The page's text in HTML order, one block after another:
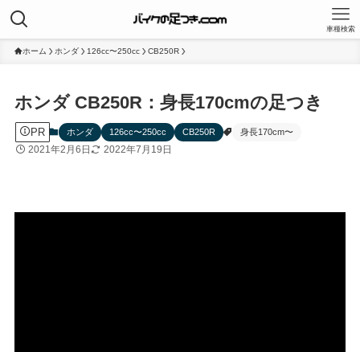
車種検索
ホーム ホンダ 126cc〜250cc CB250R
ホンダ CB250R：身長170cmの足つき
PR ホンダ 126cc〜250cc CB250R 身長170cm〜
2021年2月6日 2022年7月19日